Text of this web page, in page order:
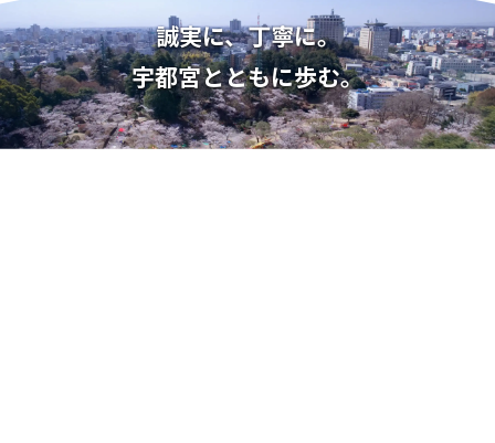
誠実に、丁寧に。
宇都宮とともに歩む。